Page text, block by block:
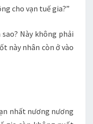
cho vạn tuế gia?”
Này không phải
này nhân còn ở vào
nhất nương nương